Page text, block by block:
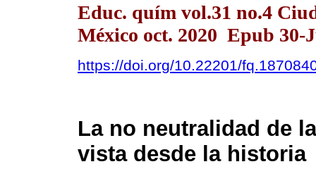
Educ. quím vol.31 no.4
México oct. 2020 Epub 30-
https://doi.org/10.22201/
La no neutralidad de
vista desde la historia